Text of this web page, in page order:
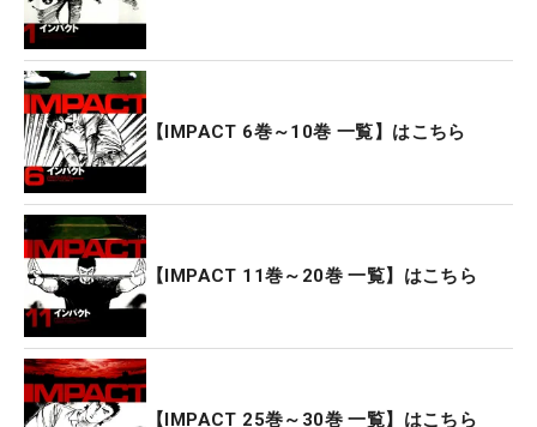
【IMPACT 6巻～10巻 一覧】はこちら
【IMPACT 11巻～20巻 一覧】はこちら
【IMPACT 25巻～30巻 一覧】はこちら